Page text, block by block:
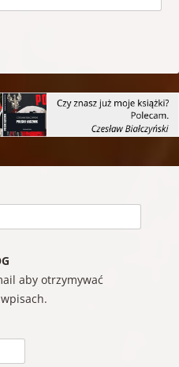
aby otrzymywać